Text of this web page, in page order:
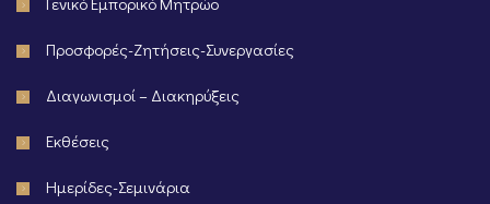
Προσφορές-Ζητήσεις-Συνεργασίες
Διαγωνισμοί – Διακηρύξεις
Εκθέσεις
Ημερίδες-Σεμινάρια